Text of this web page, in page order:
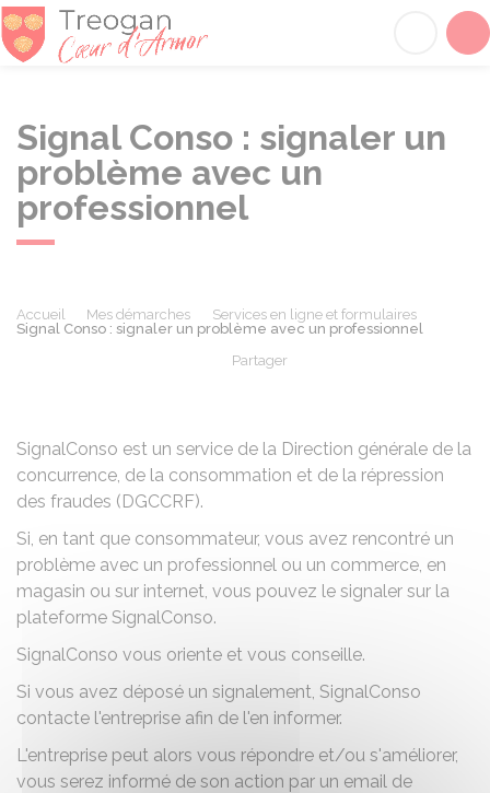
Signal Conso : signaler un
problème avec un
professionnel
Accueil Mes démarches
Services en ligne et formulaires
Signal Conso : signaler un problème avec un professionnel
Partager
SignalConso est un service de la Direction générale de la
concurrence, de la consommation et de la répression
des fraudes (DGCCRF).
Si, en tant que consommateur, vous avez rencontré un
problème avec un professionnel ou un commerce, en
magasin ou sur internet, vous pouvez le signaler sur la
plateforme SignalConso.
SignalConso vous oriente et vous conseille.
Si vous avez déposé un signalement, SignalConso
contacte l'entreprise afin de l'en informer.
L'entreprise peut alors vous répondre et/ou s'améliorer,
vous serez informé de son action par un email de